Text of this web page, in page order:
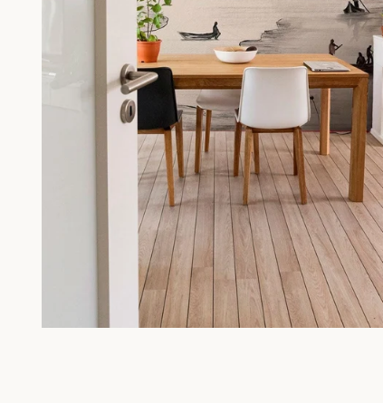
FacebookPinterestInstagram